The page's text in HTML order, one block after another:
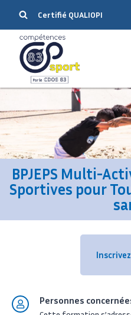
Certifié QUALIOPI
BPJEPS Multi-
Sportives pour
Personnes